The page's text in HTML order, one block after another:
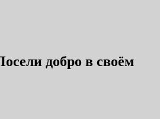
добро в своём